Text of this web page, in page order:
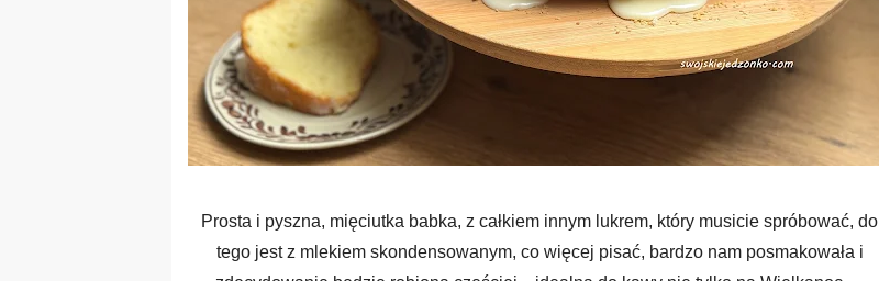
Prosta i pyszna, mięciutka babka, z całkiem innym lukrem, który musicie spróbować, do
tego jest z mlekiem skondensowanym, co więcej pisać, bardzo nam posmakowała i